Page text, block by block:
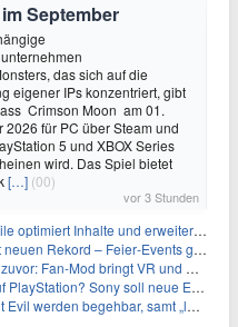
September
das sich auf die
eigener IPs konzentriert, gibt
Crimson Moon am 01.
2026 für PC über Steam und
5 und XBOX Series
wird. Das Spiel bietet
[…] (00)
vor 3 Stunden
Inhalte und erweitert Treasure Access
Rekord – Feier‑Events gestartet
bringt VR und Ego-Perspektive nach Kanto
Sony soll neue Einnahmequellen prüfen
begehbar, samt „lebensgroßem Leon“